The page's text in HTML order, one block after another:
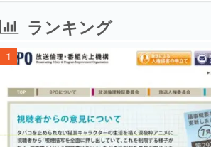
ランキング
1